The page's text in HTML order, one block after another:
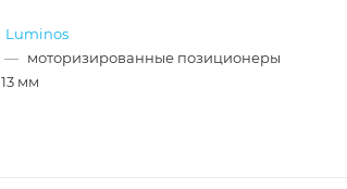
Luminos
— моторизированные позиционеры
13 мм